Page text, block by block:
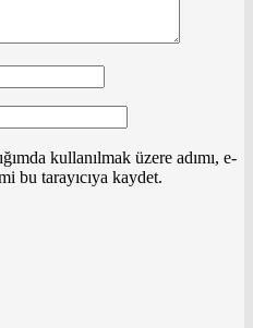
kullanılmak üzere adımı, e-
bu tarayıcıya kaydet.